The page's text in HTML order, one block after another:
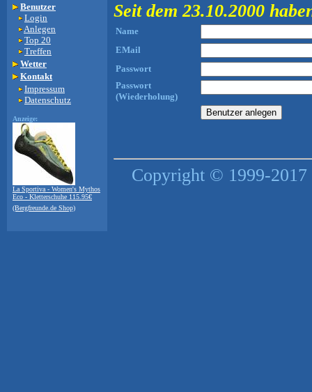
Benutzer
Login
Anlegen
Top 20
Treffen
Wetter
Kontakt
Impressum
Datenschutz
Anzeige:
La Sportiva - Women's Mythos
Eco - Kletterschuhe 115.95€
(Bergfreunde.de Shop)
Seit dem 23.10.2000
Name
EMail
Passwort
Passwort
(Wiederholung)
Copyright © 1999-2017